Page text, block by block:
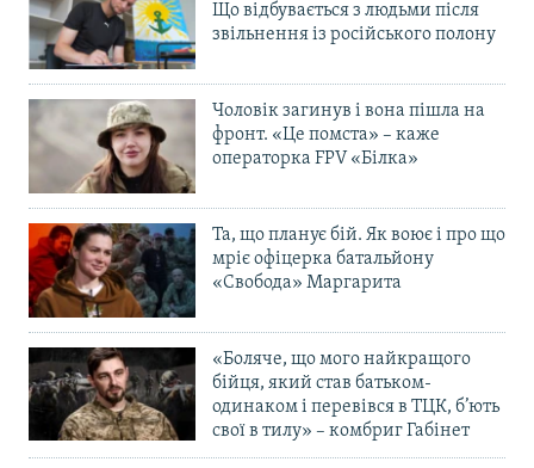
Що відбувається з людьми після
звільнення із російського полону
Чоловік загинув і вона пішла на
фронт. «Це помста» – каже
операторка FPV «Білка»
Та, що планує бій. Як воює і про що
мріє офіцерка батальйону
«Свобода» Маргарита
«Боляче, що мого найкращого
бійця, який став батьком-
одинаком і перевівся в ТЦК, б’ють
свої в тилу» – комбриг Габінет